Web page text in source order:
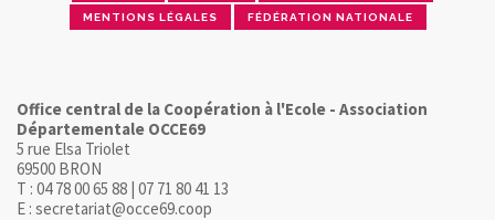
MENTIONS LÉGALES FÉDÉRATION NATIONALE
Office central de la Coopération à l'Ecole - Association
Départementale OCCE69
5 rue Elsa Triolet
69500 BRON
T : 04 78 00 65 88 | 07 71 80 41 13
E : secretariat@occe69.coop